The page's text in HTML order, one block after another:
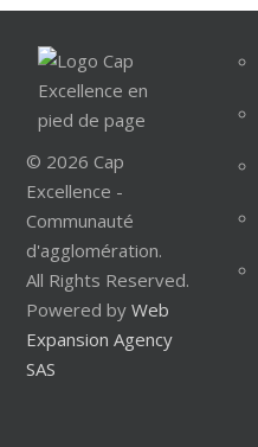
© 2026 Cap
Excellence -
Communauté
d'agglomération.
All Rights Reserved.
Powered by Web
Expansion Agency
SAS